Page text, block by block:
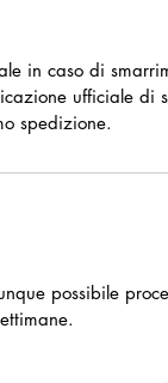
in caso di
ufficiale di
spedizione.
possibile